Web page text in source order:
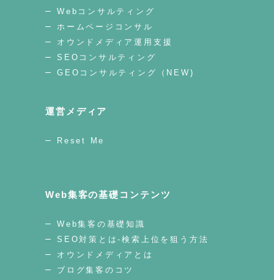
Webコンサルティング
ホームページコンサル
オウンドメディア運用支援
SEOコンサルティング
GEOコンサルティング（NEW)
運営メディア
Reset Me
Web集客の基礎コンテンツ
Web集客の基礎知識
SEO対策とは-検索上位を狙う方法
オウンドメディアとは
ブログ集客のコツ